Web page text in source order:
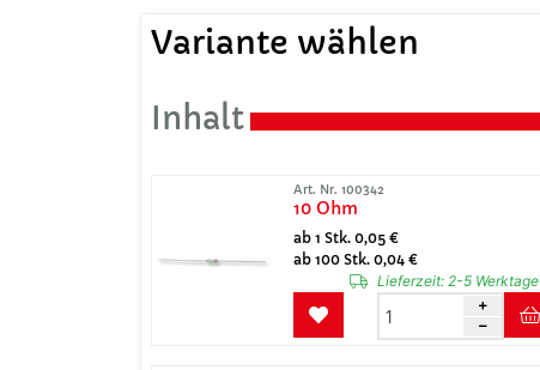
Variante wählen
Inhalt
Art. Nr. 100342
10 Ohm
ab 1 Stk. 0,05 €
ab 100 Stk. 0,04 €
Lieferzeit: 2-5 Werktage